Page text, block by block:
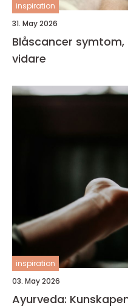
inspiration
31. May 2026
Blåscancer symtom, diagnos och vägen
vidare
inspiration
03. May 2026
Ayurveda: